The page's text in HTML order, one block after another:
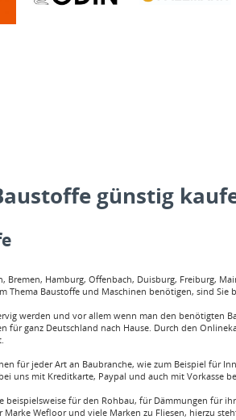
günstig
Hamburg, Offenbach, Duisburg, Freiburg,
Thema Baustoffe und Maschinen benötigen, sind Sie
werden und vor allem wenn man den
für ganz Deutschland nach Hause. Durch den
für jeder Art an Baubranche, wie zum Beispiel für
uns mit Kreditkarte, Paypal und auch mit Vorkasse
für den Rohbau, für Dämmungen für
Wefloor und viele Marken zu Fliesen, hierzu